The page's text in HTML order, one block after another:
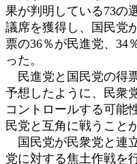
果が判明している73の
議席を獲得し、国民党
票の36％が民進党、34
った。
民進党と国民党の得
予想したように、民衆
コントロールする可能
民党と互角に戦うこと
国民党が民衆党と連
党に対する焦土作戦を